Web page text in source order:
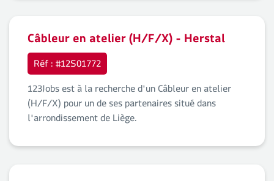
Câbleur en atelier (H/F/X) - Herstal
Réf : #12S01772
123Jobs est à la recherche d'un Câbleur en atelier
(H/F/X) pour un de ses partenaires situé dans
l'arrondissement de Liège.